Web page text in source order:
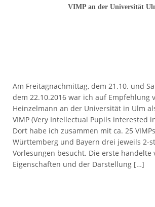
VIMP an der Universität
Am Freitagnachmittag, dem 21.10. und
dem 22.10.2016 war ich auf Empfehlung
Heinzelmann an der Universität in Ulm
VIMP (Very Intellectual Pupils interested
Dort habe ich zusammen mit ca. 25
Württemberg und Bayern drei jeweils 2-
Vorlesungen besucht. Die erste handelte
Eigenschaften und der Darstellung […]